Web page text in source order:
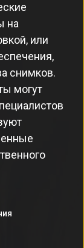
на
или
снимков.
могут